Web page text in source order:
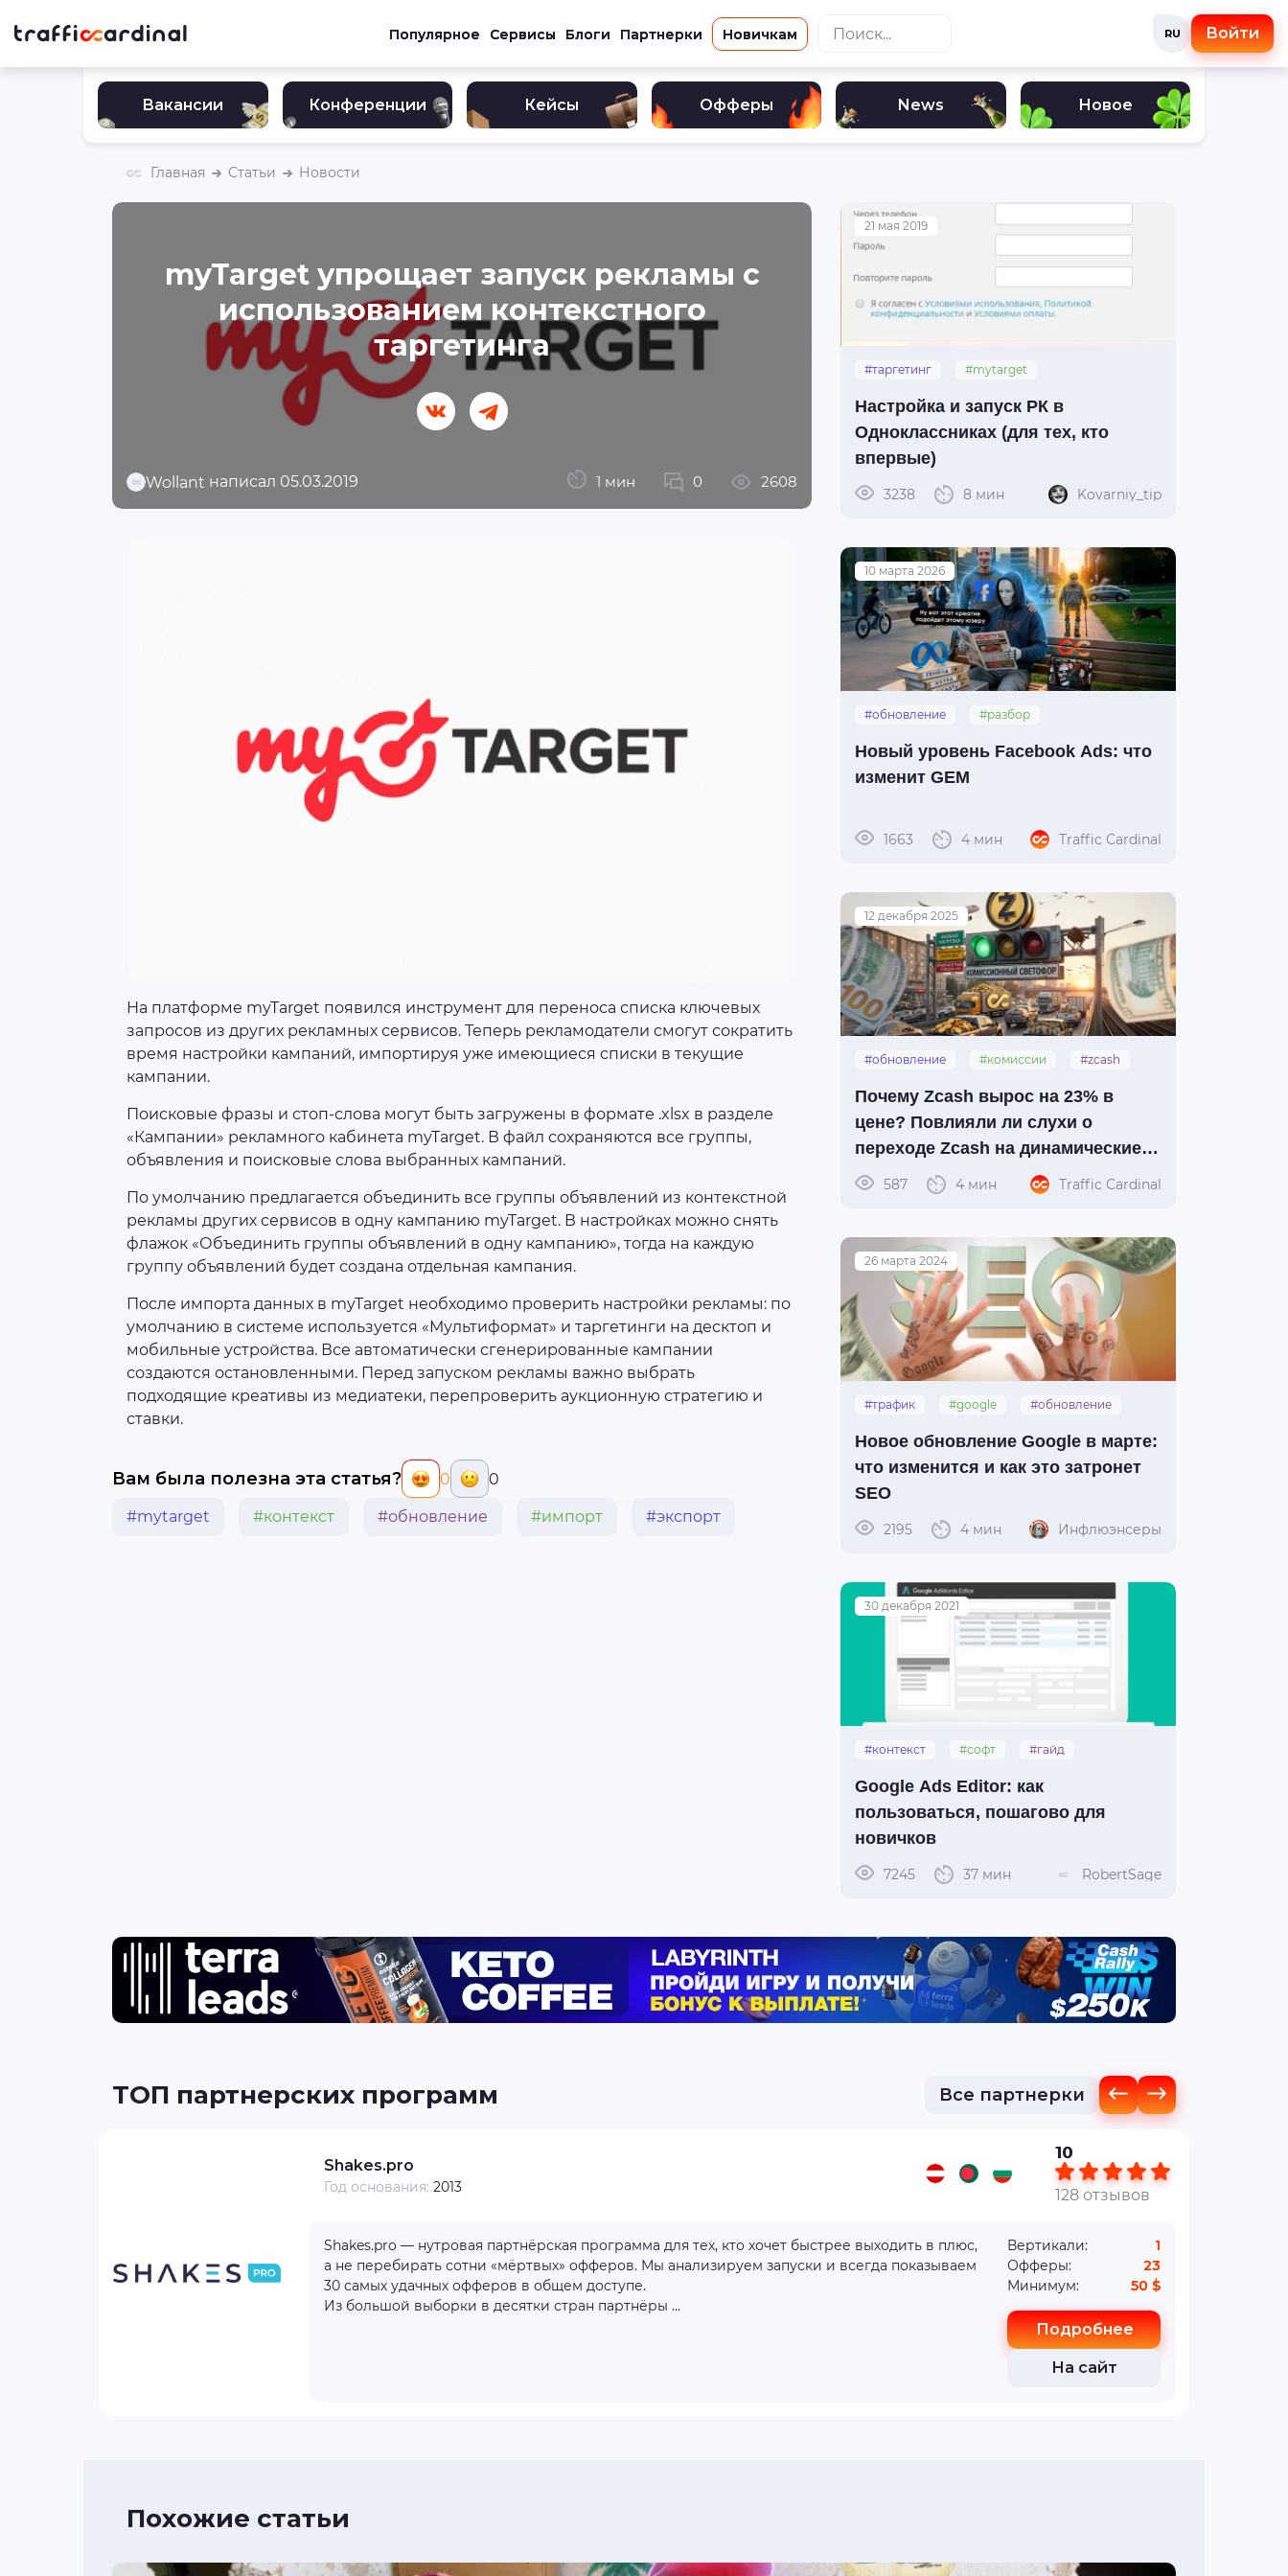
Популярное Сервисы Блоги Партнерки Новичкам RU Войти
Вакансии Конференции Кейсы Офферы News Новое
Главная Статьи Новости
myTarget упрощает запуск рекламы с
использованием контекстного
таргетинга
Wollant написал 05.03.2019 1 мин 0 2608
На платформе myTarget появился инструмент для переноса списка ключевых
запросов из других рекламных сервисов. Теперь рекламодатели смогут сократить
время настройки кампаний, импортируя уже имеющиеся списки в текущие
кампании.
Поисковые фразы и стоп-слова могут быть загружены в формате .xlsx в разделе
«Кампании» рекламного кабинета myTarget. В файл сохраняются все группы,
объявления и поисковые слова выбранных кампаний.
По умолчанию предлагается объединить все группы объявлений из контекстной
рекламы других сервисов в одну кампанию myTarget. В настройках можно снять
флажок «Объединить группы объявлений в одну кампанию», тогда на каждую
группу объявлений будет создана отдельная кампания.
После импорта данных в myTarget необходимо проверить настройки рекламы: по
умолчанию в системе используется «Мультиформат» и таргетинги на десктоп и
мобильные устройства. Все автоматически сгенерированные кампании
создаются остановленными. Перед запуском рекламы важно выбрать
подходящие креативы из медиатеки, перепроверить аукционную стратегию и
ставки.
Вам была полезна эта статья? 0 0
#mytarget #контекст #обновление #импорт #экспорт
21 мая 2019
#таргетинг
#mytarget
#настройка
Настройка и запуск РК в
Одноклассниках (для тех, кто
впервые)
3238 8 мин Kovarniy_tip
10 марта 2026
#обновление
#разбор
Новый уровень Facebook Ads: что
изменит GEM
1663 4 мин Traffic Cardinal
12 декабря 2025
#обновление #комиссии #zcash
Почему Zcash вырос на 23% в
цене? Повлияли ли слухи о
переходе Zcash на динамические
комиссии?
587 4 мин Traffic Cardinal
26 марта 2024
#трафик #google
#обновление
Новое обновление Google в марте:
что изменится и как это затронет
SEO
2195 4 мин Инфлюэнсеры
30 декабря 2021
#контекст #софт
#гайд
Google Ads Editor: как
пользоваться, пошагово для
новичков
7245 37 мин RobertSage
ТОП партнерских программ Все партнерки
Shakes.pro
Год основания: 2013
10
128 отзывов
Shakes.pro — нутровая партнёрская программа для тех, кто хочет быстрее выходить в плюс,
а не перебирать сотни «мёртвых» офферов. Мы анализируем запуски и всегда показываем
30 самых удачных офферов в общем доступе.
Из большой выборки в десятки стран партнёры ...
Вертикали:
1
Офферы:
23
Минимум:
50 $
Подробнее
На сайт
Похожие статьи